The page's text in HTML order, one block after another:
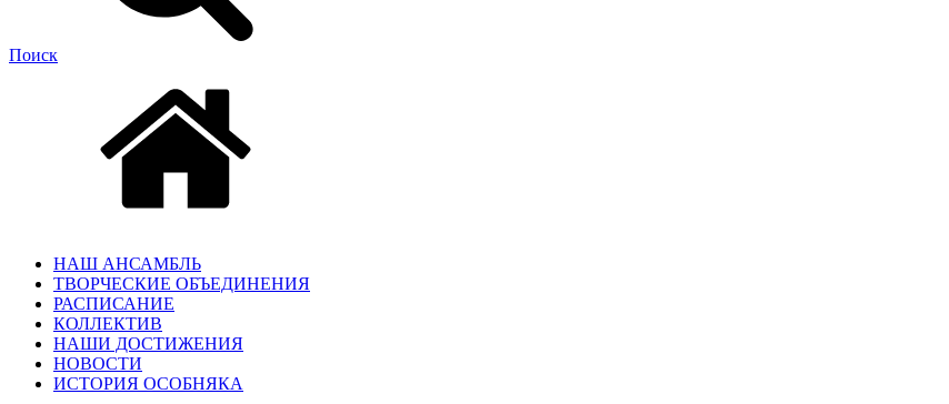
Поиск
НАШ АНСАМБЛЬ
ТВОРЧЕСКИЕ ОБЪЕДИНЕНИЯ
РАСПИСАНИЕ
КОЛЛЕКТИВ
НАШИ ДОСТИЖЕНИЯ
НОВОСТИ
ИСТОРИЯ ОСОБНЯКА